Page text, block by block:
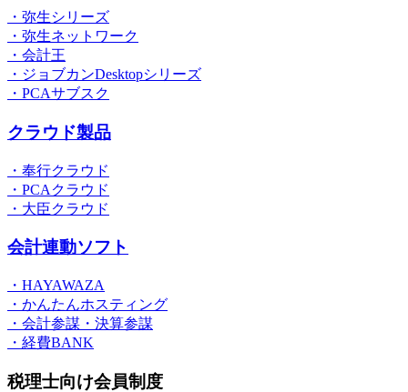
・弥生シリーズ
・弥生ネットワーク
・会計王
・ジョブカンDesktopシリーズ
・PCAサブスク
クラウド製品
・奉行クラウド
・PCAクラウド
・大臣クラウド
会計連動ソフト
・HAYAWAZA
・かんたんホスティング
・会計参謀・決算参謀
・経費BANK
税理士向け会員制度